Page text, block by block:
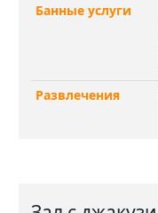
Банные услуги
Развлечения